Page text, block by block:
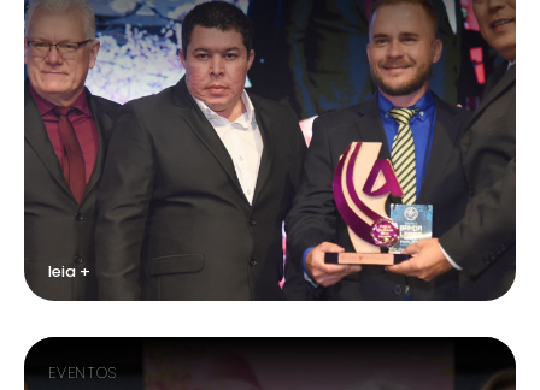
leia +
EVENTOS